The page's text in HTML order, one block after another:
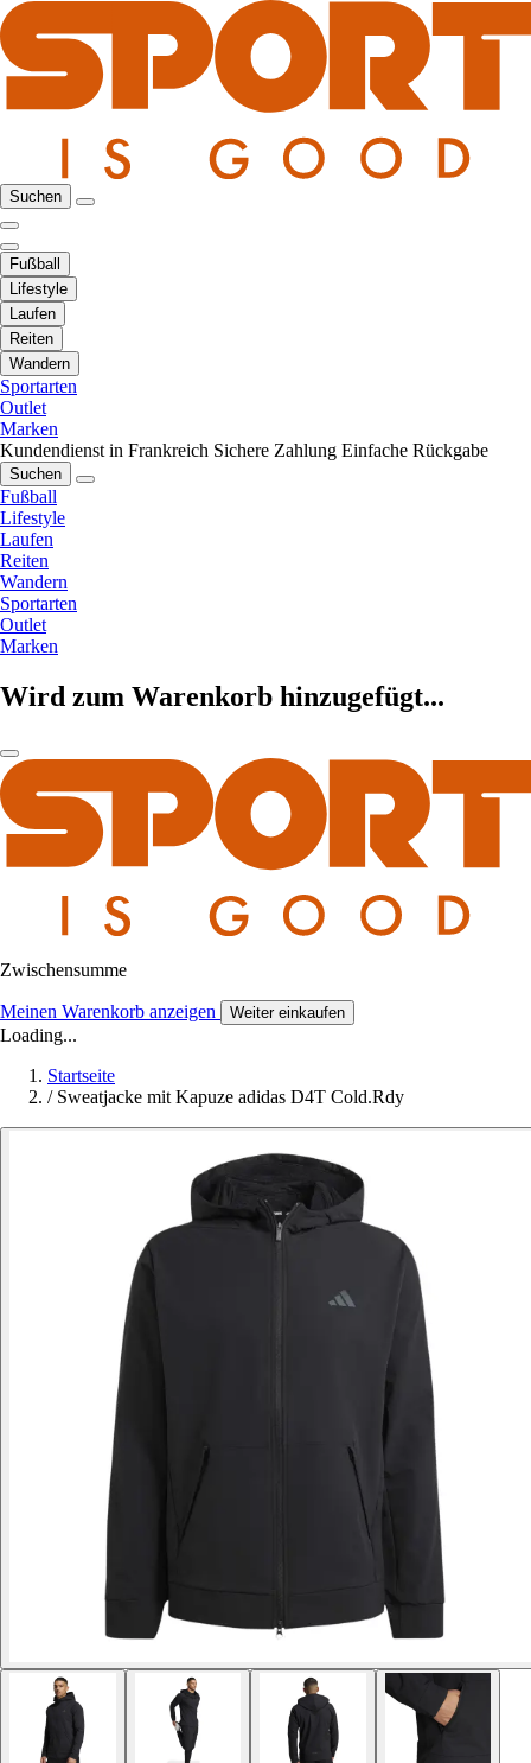
Suchen
Fußball
Lifestyle
Laufen
Reiten
Wandern
Sportarten
Outlet
Marken
Kundendienst in Frankreich Sichere Zahlung Einfache Rückgabe
Suchen
Fußball
Lifestyle
Laufen
Reiten
Wandern
Sportarten
Outlet
Marken
Wird zum Warenkorb hinzugefügt...
Zwischensumme
Meinen Warenkorb anzeigen Weiter einkaufen
Loading...
Startseite
/ Sweatjacke mit Kapuze adidas D4T Cold.Rdy